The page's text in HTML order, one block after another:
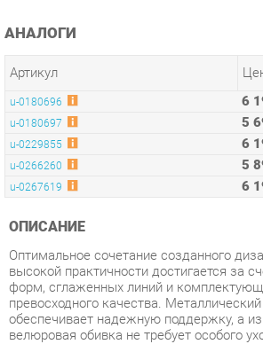
u-0180697 5
u-0266260 5
u-0267619 6
ОПИСАНИЕ
Оптимальное сочетание созданного
форм, сглаженных линий и комплектующих
обеспечивает надежную поддержку, а
велюровая обивка не требует особого
Условия покупки
Благодаря качественным фото,
о характеристиках и параметрах, а также